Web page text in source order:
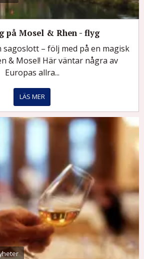
på Mosel & Rhen - flyg
sagoslott – följ med på en magisk
& Mosel! Här väntar några av
Europas allra...
LÄS MER